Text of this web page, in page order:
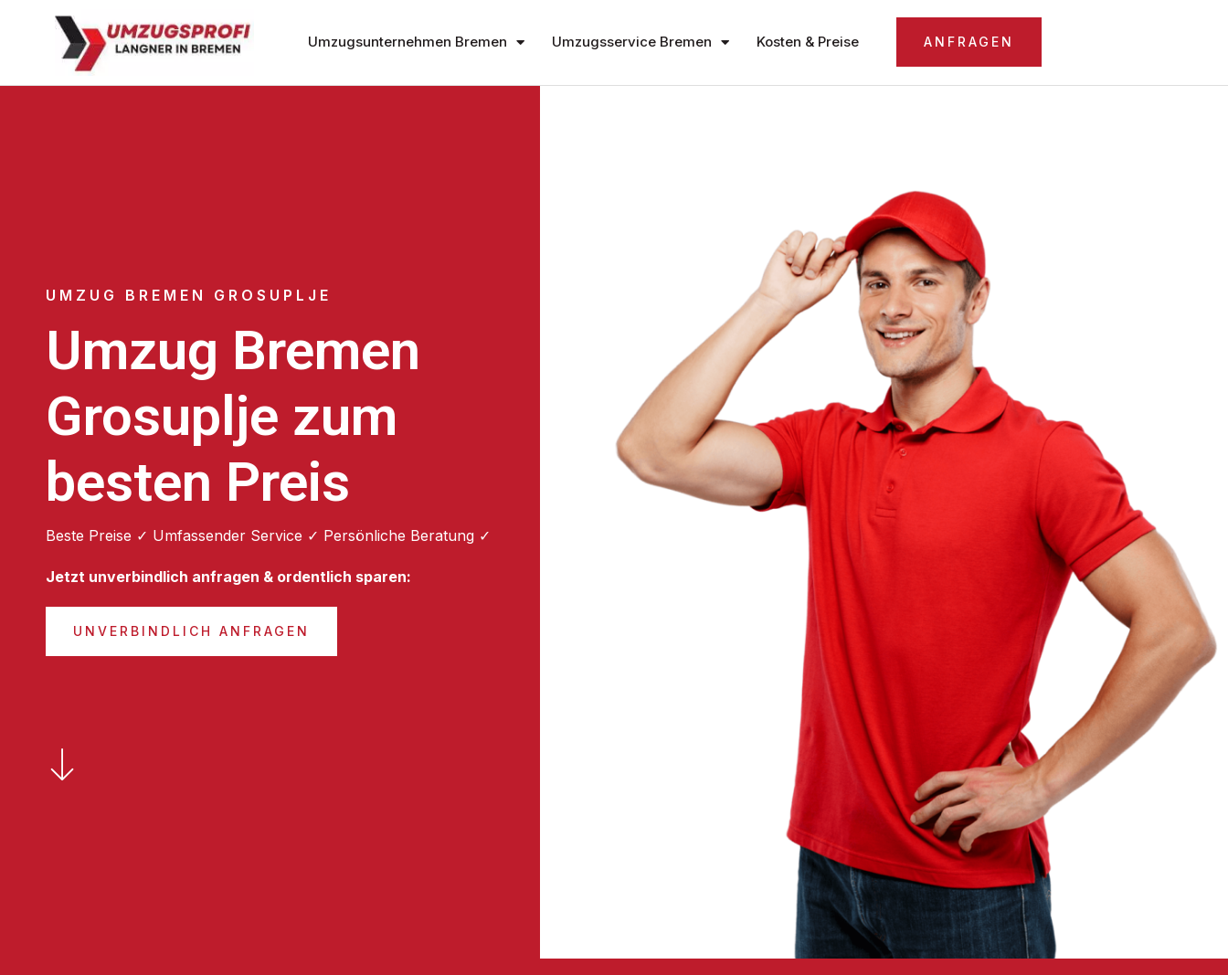
Umzugsunternehmen Bremen Umzugsservice Bremen Kosten & Preise ANFRAGEN
UMZUG BREMEN GROSUPLJE
Umzug Bremen
Grosuplje zum
besten Preis
Beste Preise ✓ Umfassender Service ✓ Persönliche Beratung ✓
Jetzt unverbindlich anfragen & ordentlich sparen:
UNVERBINDLICH ANFRAGEN